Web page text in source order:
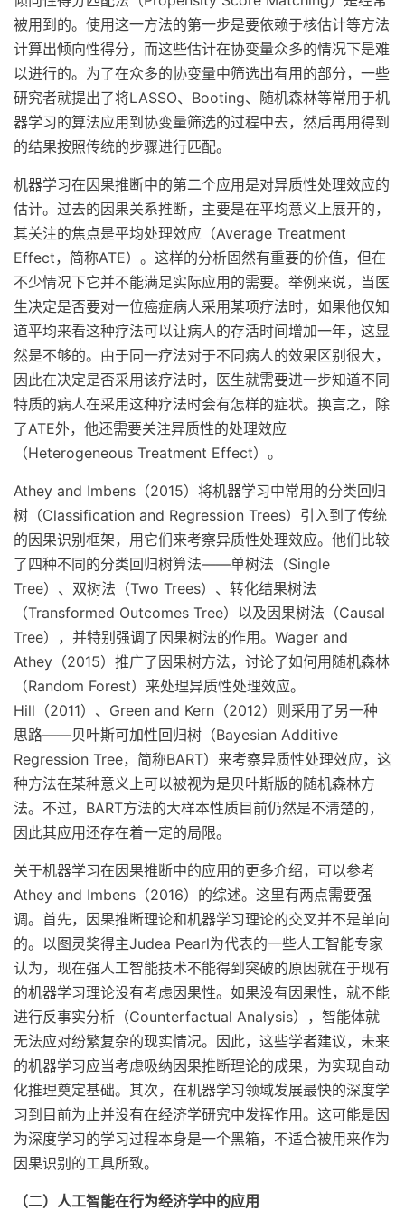
被用到的。使用这一方法的第一步是要依赖于核估计等方法
计算出倾向性得分，而这些估计在协变量众多的情况下是难
以进行的。为了在众多的协变量中筛选出有用的部分，一些
研究者就提出了将LASSO、Booting、随机森林等常用于机
器学习的算法应用到协变量筛选的过程中去，然后再用得到
的结果按照传统的步骤进行匹配。
机器学习在因果推断中的第二个应用是对异质性处理效应的
估计。过去的因果关系推断，主要是在平均意义上展开的，
其关注的焦点是平均处理效应（Average Treatment
Effect，简称ATE）。这样的分析固然有重要的价值，但在
不少情况下它并不能满足实际应用的需要。举例来说，当医
生决定是否要对一位癌症病人采用某项疗法时，如果他仅知
道平均来看这种疗法可以让病人的存活时间增加一年，这显
然是不够的。由于同一疗法对于不同病人的效果区别很大，
因此在决定是否采用该疗法时，医生就需要进一步知道不同
特质的病人在采用这种疗法时会有怎样的症状。换言之，除
了ATE外，他还需要关注异质性的处理效应
（Heterogeneous Treatment Effect）。
Athey and Imbens（2015）将机器学习中常用的分类回归
树（Classification and Regression Trees）引入到了传统
的因果识别框架，用它们来考察异质性处理效应。他们比较
了四种不同的分类回归树算法——单树法（Single
Tree）、双树法（Two Trees）、转化结果树法
（Transformed Outcomes Tree）以及因果树法（Causal
Tree），并特别强调了因果树法的作用。Wager and
Athey（2015）推广了因果树方法，讨论了如何用随机森林
（Random Forest）来处理异质性处理效应。
Hill（2011）、Green and Kern（2012）则采用了另一种
思路——贝叶斯可加性回归树（Bayesian Additive
Regression Tree，简称BART）来考察异质性处理效应，这
种方法在某种意义上可以被视为是贝叶斯版的随机森林方
法。不过，BART方法的大样本性质目前仍然是不清楚的，
因此其应用还存在着一定的局限。
关于机器学习在因果推断中的应用的更多介绍，可以参考
Athey and Imbens（2016）的综述。这里有两点需要强
调。首先，因果推断理论和机器学习理论的交叉并不是单向
的。以图灵奖得主Judea Pearl为代表的一些人工智能专家
认为，现在强人工智能技术不能得到突破的原因就在于现有
的机器学习理论没有考虑因果性。如果没有因果性，就不能
进行反事实分析（Counterfactual Analysis），智能体就
无法应对纷繁复杂的现实情况。因此，这些学者建议，未来
的机器学习应当考虑吸纳因果推断理论的成果，为实现自动
化推理奠定基础。其次，在机器学习领域发展最快的深度学
习到目前为止并没有在经济学研究中发挥作用。这可能是因
为深度学习的学习过程本身是一个黑箱，不适合被用来作为
因果识别的工具所致。
（二）人工智能在行为经济学中的应用